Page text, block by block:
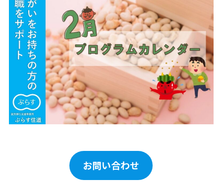
お問い合わせ